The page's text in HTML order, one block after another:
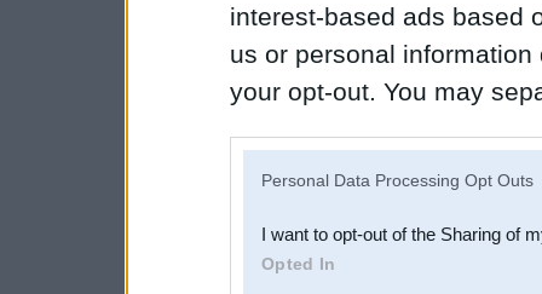
interest-based ads based
us or personal
your opt-out. You may
Downstream Participants
third parties.
Personal Data Processing Opt Outs
I want to opt-out of the Sharing of
Opted In